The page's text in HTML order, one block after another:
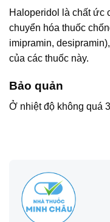
Haloperidol là chất ức
chuyển hóa thuốc
imipramin,
của các thuốc này.
Bảo quản
Ở nhiệt độ không quá